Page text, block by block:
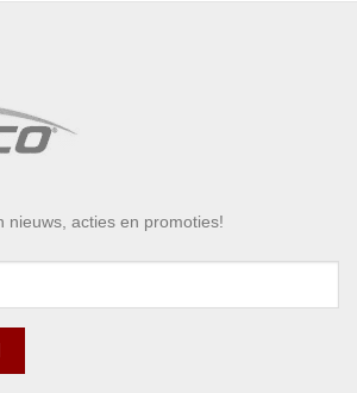
nieuws, acties en promoties!